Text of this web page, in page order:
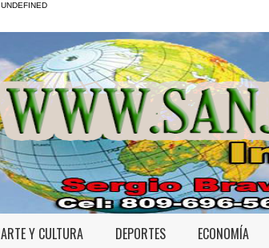
UNDEFINED
ARTE Y CULTURA DEPORTES ECONOMÍA